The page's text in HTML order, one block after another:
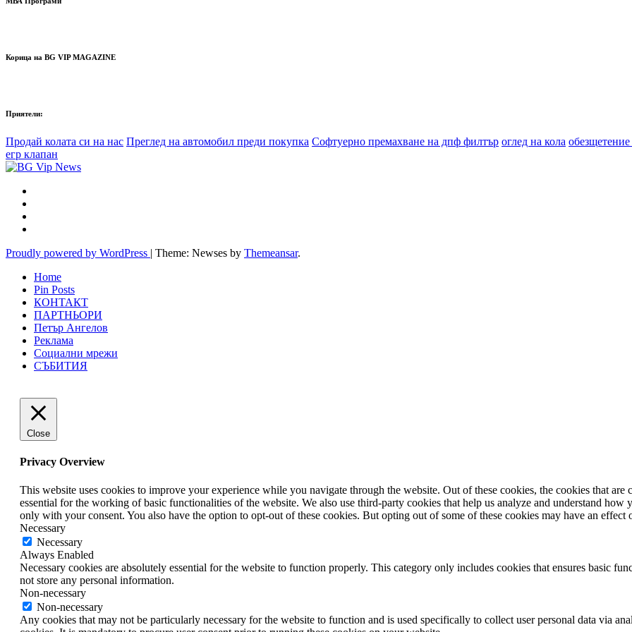
Корица на BG VIP MAGAZINE
Приятели:
Продай колата си на нас Преглед на автомобил преди покупка Софтуерно премахване на дпф филтър оглед на кола
егр клапан
Proudly powered by WordPress | Theme: Newses by Themeansar.
Home
Pin Posts
КОНТАКТ
ПАРТНЬОРИ
Петър Ангелов
Реклама
Социални мрежи
СЪБИТИЯ
Close
Privacy Overview
This website uses cookies to improve your experience while you navigate through the website. Out of these cookies, the cookies that are
essential for the working of basic functionalities of the website. We also use third-party cookies that help us analyze and understand
only with your consent. You also have the option to opt-out of these cookies. But opting out of some of these cookies may have an effect
Necessary
Necessary
Always Enabled
Necessary cookies are absolutely essential for the website to function properly. This category only includes cookies that ensures basic
not store any personal information.
Non-necessary
Non-necessary
Any cookies that may not be particularly necessary for the website to function and is used specifically to collect user personal data via